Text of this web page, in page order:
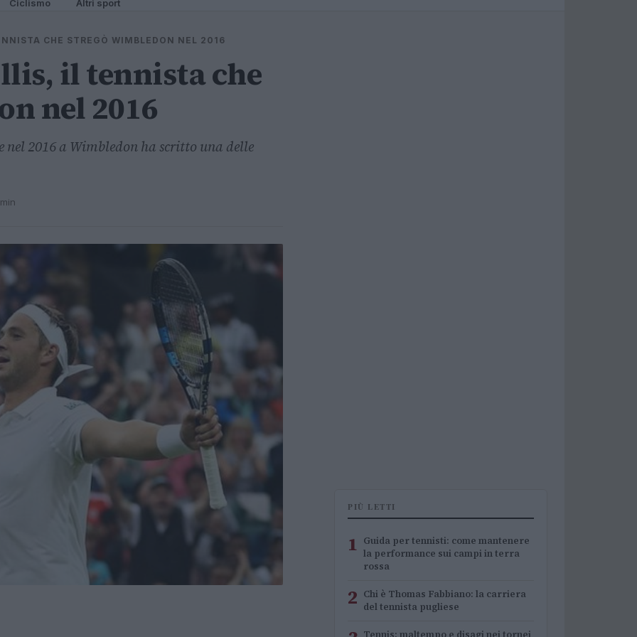
Ciclismo Altri sport
CHE STREGÒ WIMBLEDON NEL 2016
il tennista che
nel 2016
2016 a Wimbledon ha scritto una delle
PIÙ LETTI
1 Guida per tennisti: come mantenere
la performance sui campi in terra
rossa
2 Chi è Thomas Fabbiano: la carriera
del tennista pugliese
Tennis: maltempo e disagi nei tornei